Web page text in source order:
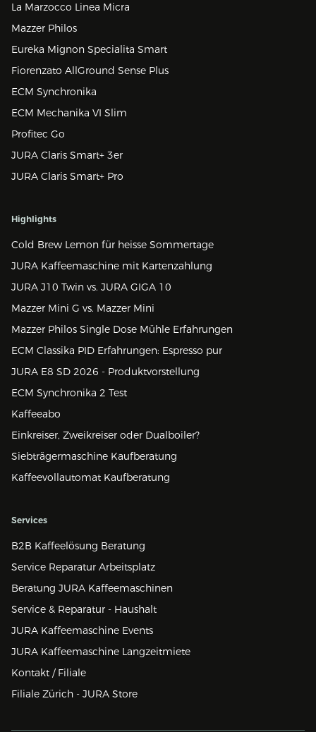
La Marzocco Linea Micra
Mazzer Philos
Eureka Mignon Specialita Smart
Fiorenzato AllGround Sense Plus
ECM Synchronika
ECM Mechanika VI Slim
Profitec Go
JURA Claris Smart+ 3er
JURA Claris Smart+ Pro
Highlights
Cold Brew Lemon für heisse Sommertage
JURA Kaffeemaschine mit Kartenzahlung
JURA J10 Twin vs. JURA GIGA 10
Mazzer Mini G vs. Mazzer Mini
Mazzer Philos Single Dose Mühle Erfahrungen
ECM Classika PID Erfahrungen: Espresso pur
JURA E8 SD 2026 - Produktvorstellung
ECM Synchronika 2 Test
Kaffeeabo
Einkreiser, Zweikreiser oder Dualboiler?
Siebträgermaschine Kaufberatung
Kaffeevollautomat Kaufberatung
Services
B2B Kaffeelösung Beratung
Service Reparatur Arbeitsplatz
Beratung JURA Kaffeemaschinen
Service & Reparatur - Haushalt
JURA Kaffeemaschine Events
JURA Kaffeemaschine Langzeitmiete
Kontakt / Filiale
Filiale Zürich - JURA Store